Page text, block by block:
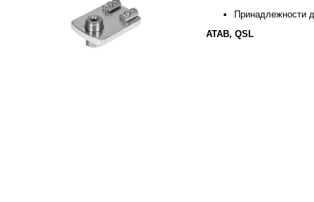
Принадлежности
ATAB, QSL